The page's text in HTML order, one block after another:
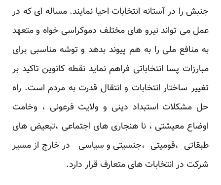
جنبش را در آستانه انتخابات احیا نمایند. مساله ای که در
عمل می تواند نیرو های مختلف دموکراسی خواه و متعهد
به منافع ملی را به هم پیوند بدهد و توشه مناسبی برای
مبارزات پسا انتخاباتی فراهم نماید نقطه کانوین تاکید بر
تغییر ساختار انتخابات و انتقال قدرت به مردم است. راه
حل مشکلات استبداد دینی و ولایت فرعونی ، وخامت
اوضاع معیشتی ، نا هنجاری های اجتماعی ،تبعیض های
طبقاتی ،قومیتی ،جنسیتی و سیاسی در خارج از مسیر
شرکت در انتخابات های متعارف قرار دارد.